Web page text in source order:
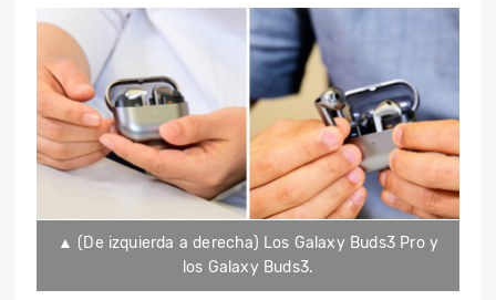
▲ (De izquierda a derecha) Los Galaxy Buds3 Pro y
los Galaxy Buds3.